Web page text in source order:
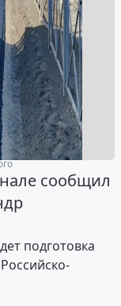
сообщил
подготовка